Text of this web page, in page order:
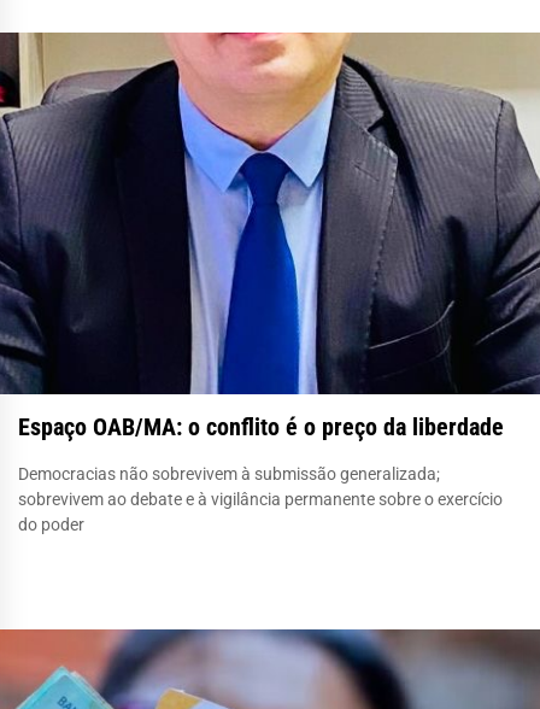
Espaço OAB/MA: o conflito é o preço da liberdade
Democracias não sobrevivem à submissão generalizada;
sobrevivem ao debate e à vigilância permanente sobre o exercício
do poder